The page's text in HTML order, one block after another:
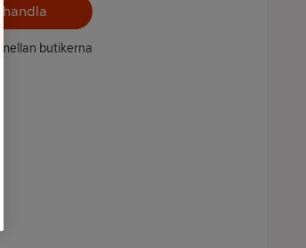
handla
butikerna